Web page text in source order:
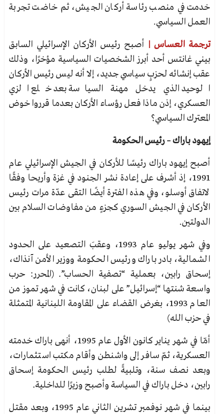
خدمت في منصب رئاسة أركان الجيش، ثم خاضت تجربة
العمل السياسي.
ترجمة العساس | أصبح رئيس الأركان الإسرائيلي السابق
بيني غانتس أحد أبرز الشخصيات السياسية مؤخرًا، وذلك
عقب إنشائه لحزبٍ سياسي جديد، إلا أنه ليس رئيس الأركان
الوحيد الذي يدخل مهنة السياسة بعد خلع الزي
العسكري، إذن ماذا فعل رؤساء الأركان بعدما قرروا خوض
المعترك السياسي؟
إيهود باراك – رئيس الحكومة
أصبح إيهود باراك رئيسًا للأركان في الجيش الإسرائيلي عام
1991، إذ أشرف على إعادة نشر الجنود في غزة وأريحا وفقًا
لاتفاق أوسلو، وفي هذه الفترة أيضًا التقى عدّة مرات رئيس
الأركان في الجيش السوري كجزءٍ من مفاوضات السلام بين
الدولتين.
وفي شهر يوليو عام 1993، وعقبَ التصعيد على الحدود
الشمالية، بادر باراك ورئيس الحكومة ووزير الأمن آنذاك،
إسحاق رابين، بعملية “تصفية الحساب”. (المحرر: حرب
واسعة شنتها “إسرائيل” على لبنان، كانت في شهر تموز من
العام 1993، بغرض القضاء على المقاومة اللبنانية المتمثلة
في حزب الله)
أمّا في شهر يناير كانون الأول عام 1995، أنهى باراك خدمته
العسكرية، ثمّ سافر إلى واشنطن وأقام مكتب استثمارات،
وبعد نصف سنة، وتلبيةً لطلب رئيس الحكومة إسحاق
رابين، دخل باراك في السياسة وأصبح وزيرًا للداخلية.
بينما في شهر نوفمبر تشرين الثاني عام 1995، وبعد مقتل